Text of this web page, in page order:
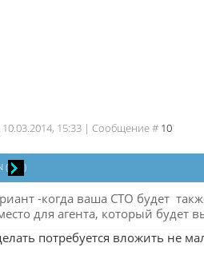
15:33 | Сообщение # 10
( )
-когда ваша СТО будет
для агента, который
потребуется вложить не